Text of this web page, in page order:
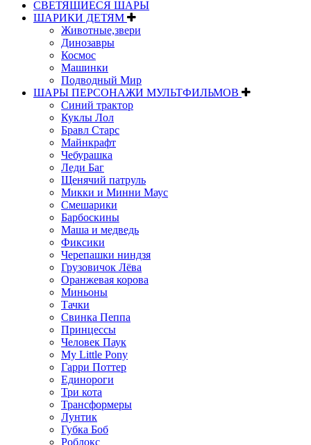
СВЕТЯЩИЕСЯ ШАРЫ
ШАРИКИ ДЕТЯМ
Животные,звери
Динозавры
Космос
Машинки
Подводный Мир
ШАРЫ ПЕРСОНАЖИ МУЛЬТФИЛЬМОВ
Синий трактор
Куклы Лол
Бравл Старс
Майнкрафт
Чебурашка
Леди Баг
Щенячий патруль
Микки и Минни Маус
Смешарики
Барбоскины
Маша и медведь
Фиксики
Черепашки ниндзя
Грузовичок Лёва
Оранжевая корова
Миньоны
Тачки
Свинка Пеппа
Принцессы
Человек Паук
My Little Pony
Гарри Поттер
Единороги
Три кота
Трансформеры
Лунтик
Губка Боб
Роблокс